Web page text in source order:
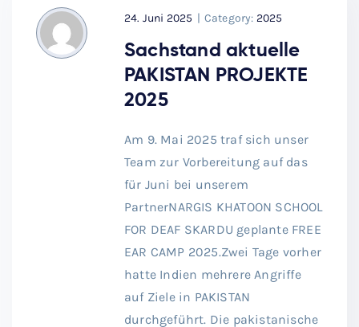
24. Juni 2025 | Category: 2025
Sachstand aktuelle
PAKISTAN PROJEKTE
2025
Am 9. Mai 2025 traf sich unser
Team zur Vorbereitung auf das
für Juni bei unserem
PartnerNARGIS KHATOON SCHOOL
FOR DEAF SKARDU geplante FREE
EAR CAMP 2025.Zwei Tage vorher
hatte Indien mehrere Angriffe
auf Ziele in PAKISTAN
durchgeführt. Die pakistanische